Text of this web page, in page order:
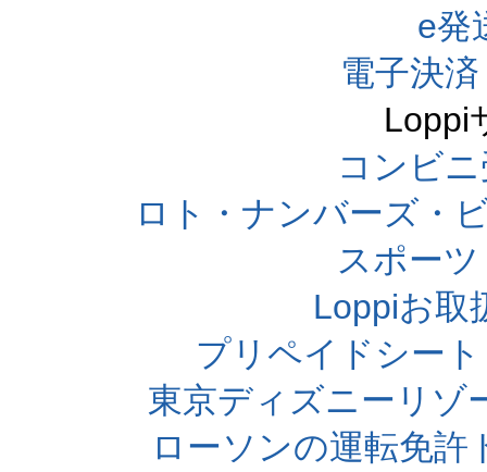
e発
電子決
Loppi
コンビ
ロト・ナンバーズ・
スポー
Loppiお取
プリペイドシー
東京ディズニーリゾ
ローソンの運転免